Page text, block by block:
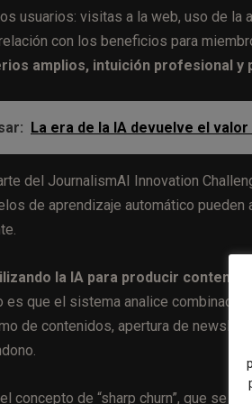
usuarios: visitas a la web, uso de
con los beneficios para
amplios, intuición profesional y
La era de la IA devuelve el
del JournalismAI Innovation
de aprendizaje automático
la IA para producir contenidos
es que el sistema analice
de contenidos, apertura de
concepto de “sharp churn”, que se